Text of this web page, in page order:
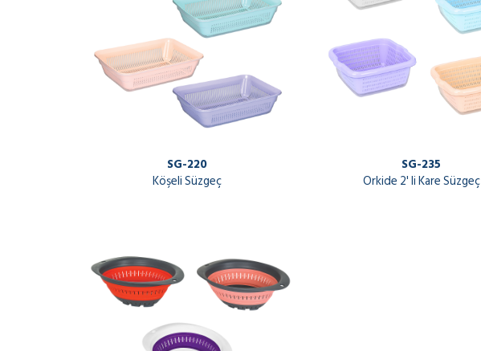
SG-220
Köşeli Süzgeç
SG-235
Orkide 2' li Kare Süzgeç